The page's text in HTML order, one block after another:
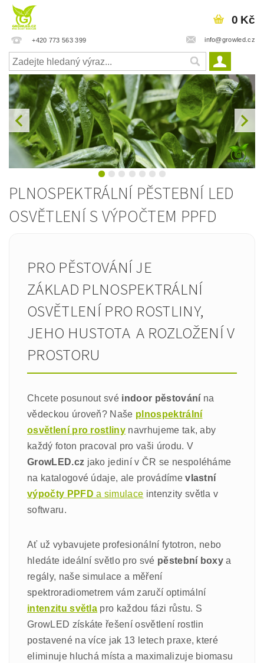
+420 773 563 399 info@growled.cz
0 Kč
PLNOSPEKTRÁLNÍ PĚSTEBNÍ LED
OSVĚTLENÍ S VÝPOČTEM PPFD
PRO PĚSTOVÁNÍ JE
ZÁKLAD PLNOSPEKTRÁLNÍ
OSVĚTLENÍ PRO ROSTLINY,
JEHO HUSTOTA A ROZLOŽENÍ V
PROSTORU
Chcete posunout své indoor pěstování na
vědeckou úroveň? Naše plnospektrální
osvětlení pro rostliny navrhujeme tak, aby
každý foton pracoval pro vaši úrodu. V
GrowLED.cz jako jediní v ČR se nespoléháme
na katalogové údaje, ale provádímevlastní
výpočty PPFD a simulace intenzity světla v
softwaru.
Ať už vybavujete profesionální fytotron, nebo
hledáte ideální světlo pro své pěstební boxy a
regály, naše simulace a měření
spektroradiometrem vám zaručí optimální
intenzitu světla pro každou fázi růstu. S
GrowLED získáte řešení osvětlení rostlin
postavené na více jak 13 letech praxe, které
eliminuje hluchá místa a maximalizuje biomasu